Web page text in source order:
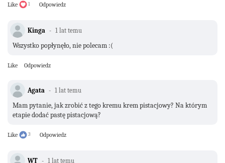
Like 1 Odpowiedz
Kinga 1 lat temu
Wszystko popłynęło, nie polecam :(
Like Odpowiedz
Agata 1 lat temu
Mam pytanie, jak zrobić z tego kremu krem pistacjowy? Na którym
etapie dodać pastę pistacjową?
Like 3 Odpowiedz
WT 1 lat temu